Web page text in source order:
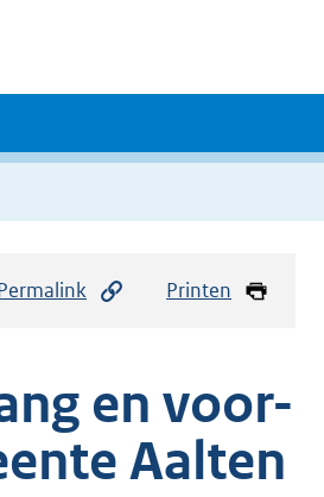
Printen
en voor-
Aalten